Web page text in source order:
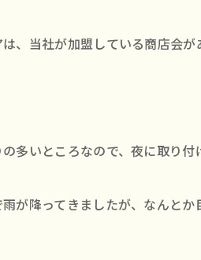
、当社が加盟している商店会
多いところなので、夜に取り
が降ってきましたが、なんと